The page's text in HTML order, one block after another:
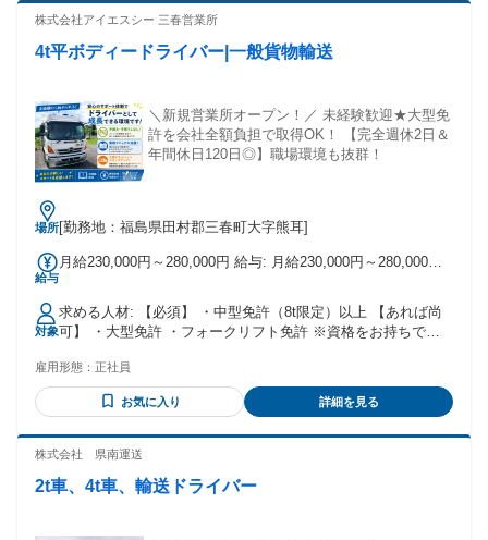
(夫)歓迎、ブランクある方もOK！ ✰-------------------------------------
株式会社アイエスシー 三春営業所
4t平ボディードライバー|一般貨物輸送
＼新規営業所オープン！／ 未経験歓迎★大型免
許を会社全額負担で取得OK！ 【完全週休2日＆
年間休日120日◎】職場環境も抜群！
場所[勤務地：福島県田村郡三春町大字熊耳]
給与
月給230,000円～280,000円 給与: 月給230,000円～280,000円
対象
求める人材: 【必須】 ・中型免許（8t限定）以上 【あれば尚
可】 ・大型免許 ・フォークリフト免許 ※資格をお持ちでな
補助） 未経験歓迎！ 初心者の方でも研修制度がありますので
ご安心ください。 もちろん、ドライバー経験者の方も大歓
雇用形態： 正社員
お気に入り 詳細を見る
株式会社 県南運送
2t車、4t車、輸送ドライバー